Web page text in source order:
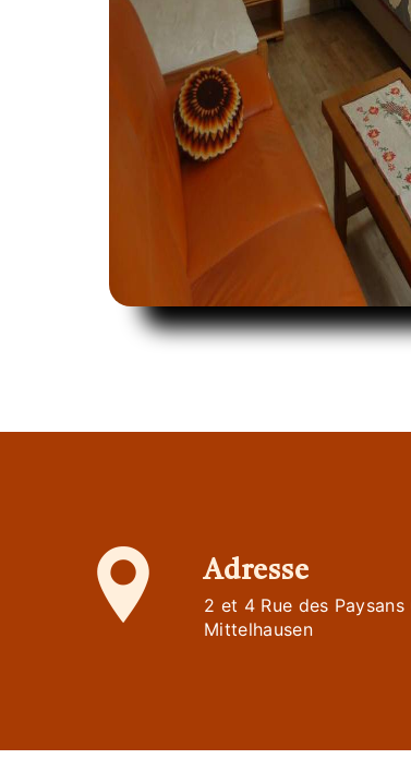
Adresse
2 et 4 Rue des Paysans
Mittelhausen